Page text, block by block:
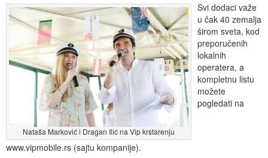
Nataša Marković i Dragan Ilić na Vip krstarenju
Svi dodaci važe
u čak 40 zemalja
širom sveta, kod
preporučenih
lokalnih
operatera, a
kompletnu listu
možete
pogledati na
www.vipmobile.rs (sajtu kompanije).